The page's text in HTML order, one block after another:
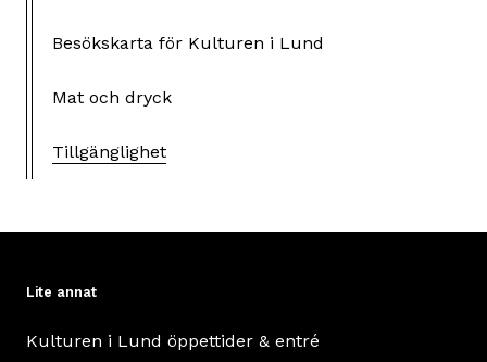
Besökskarta för Kulturen i Lund
Mat och dryck
Tillgänglighet
Lite annat
Kulturen i Lund öppettider & entré